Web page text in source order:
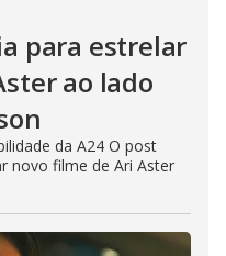
para estrelar
ao lado
da A24 O post
novo filme de Ari Aster